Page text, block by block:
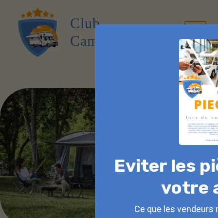
contenu
Club
Campingcar
Main
Menu
Eviter les
votre
Ce que les vendeurs